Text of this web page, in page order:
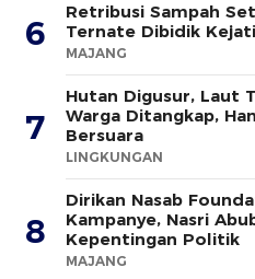
6
Retribusi Sampah
Ternate Dibidik Kejati
MAJANG
7
Hutan Digusur, Laut
Warga Ditangkap,
Bersuara
LINGKUNGAN
8
Dirikan Nasab
Kampanye, Nasri
Kepentingan Politik
MAJANG